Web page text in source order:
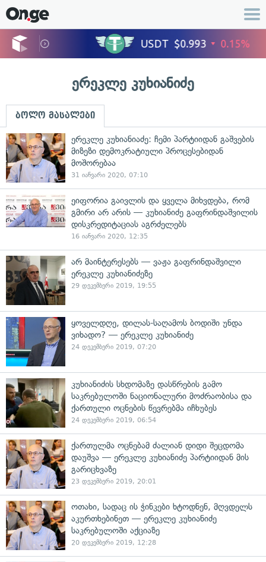
ერეკლე კუხიანიძე
ბოლო მასალები
ერეკლე კუხიანიაძე: ჩემი პარტიიდან გაშვების
მიზეზი დემოკრატიული პროცესებიდან
მოშორებაა
31 იანვარი 2020, 07:10
ეიფორია გაივლის და ყველა მიხვდება, რომ
გმირი არ არის — კუხიანიძე გაფრინდაშვილის
დისკრედიტაციას აგრძელებს
16 იანვარი 2020, 12:35
არ მაინტერესებს — ვაჟა გაფრინდაშვილი
ერეკლე კუხიანიძეზე
29 დეკემბერი 2019, 19:55
ყოველდღე, დილას-საღამოს ბოდიში უნდა
ვიხადო? — ერეკლე კუხიანიძე
24 დეკემბერი 2019, 07:20
კუხიანიძის სხდომაზე დასწრების გამო
საკრებულოში ნაციონალური მოძრაობისა და
ქართული ოცნების წევრებმა იჩხუბეს
24 დეკემბერი 2019, 06:54
ქართულმა ოცნებამ ძალიან დიდი შეცდომა
დაუშვა — ერეკლე კუხიანიძე პარტიიდან მის
გარიცხვაზე
23 დეკემბერი 2019, 20:01
ოთახი, სადაც ის ჭინკები ხტოდნენ, მღვდელს
აკურთხებინეთ — ერეკლე კუხიანიძე
საკრებულოში აქციაზე
20 დეკემბერი 2019, 12:28